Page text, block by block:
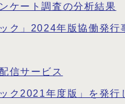
ケート調査の分析結果
ク」2024年版協働発行
信サービス
ク2021年度版」を発行